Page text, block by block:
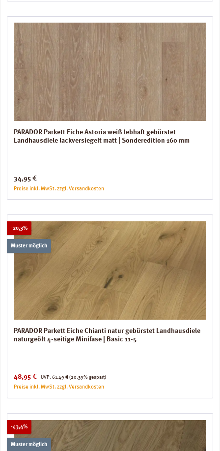
PARADOR Parkett Eiche Astoria weiß lebhaft gebürstet
Landhausdiele lackversiegelt matt | Sonderedition 160 mm
Regulärer Preis:
34,95 €
Preise inkl. MwSt. zzgl. Versandkosten
-20,3%Rabatt
Muster möglich
PARADOR Parkett Eiche Chianti natur gebürstet Landhausdiele
naturgeölt 4-seitige Minifase | Basic 11-5
Verkaufspreis:
48,95 € UVP:
Regulärer Preis:
61,49 € (20.39% gespart)
Preise inkl. MwSt. zzgl. Versandkosten
-43,4%Rabatt
Muster möglich